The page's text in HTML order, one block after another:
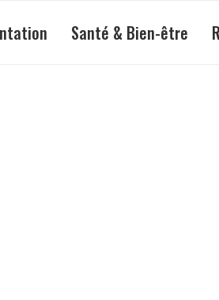
Santé & Bien-être